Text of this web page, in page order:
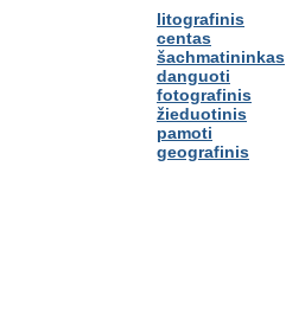
litografinis
centas
šachmatininkas
danguoti
fotografinis
žieduotinis
pamoti
geografinis